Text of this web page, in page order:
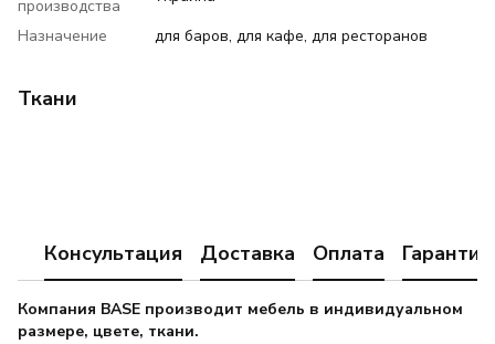
производства
Назначение
для баров, для кафе, для ресторанов
Ткани
Консультация Доставка Оплата Гарантия
Компания BASE производит мебель в индивидуальном
размере, цвете, ткани.